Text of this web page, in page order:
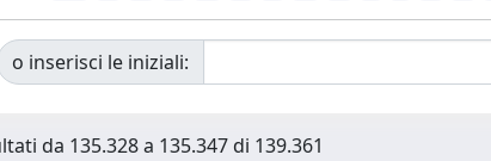
o inserisci le iniziali:
da 135.328 a 135.347 di 139.361